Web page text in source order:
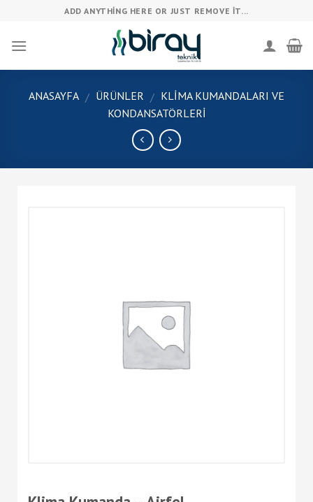
content
ADD ANYTHING HERE OR JUST REMOVE IT...
ANASAYFA / ÜRÜNLER / KLIMA KUMANDALARI VE
KONDANSATÖRLERI